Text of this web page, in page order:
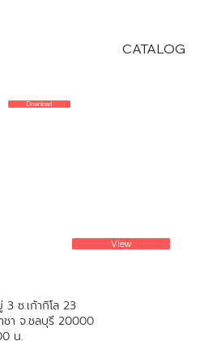
Download
CATALOG
View
ซ.เก้ากิโล 23
ชา จ.ชลบุรี 20000
น.